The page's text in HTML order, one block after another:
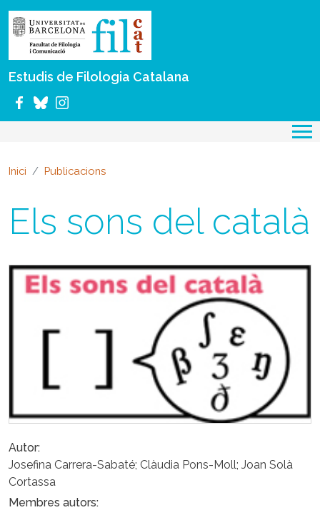
Estudis de Filologia Catalana
Inici Publicacions
Els sons del català
Autor
Josefina Carrera-Sabaté; Clàudia Pons-Moll; Joan Solà
Cortassa
Membres autors